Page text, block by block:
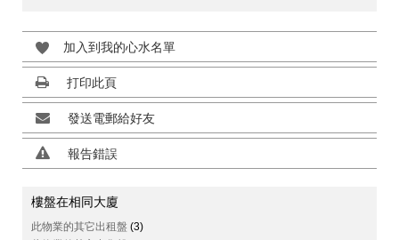
加入到我的心水名單
打印此頁
發送電郵給好友
報告錯誤
樓盤在相同大廈
此物業的其它出租盤 (3)